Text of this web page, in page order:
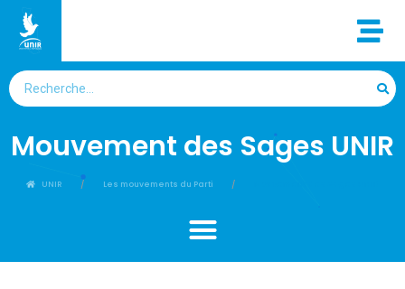
Mouvement des Sages UNIR
UNIR Les mouvements du Parti